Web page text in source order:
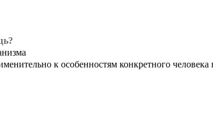
к особенностям конкретного человека